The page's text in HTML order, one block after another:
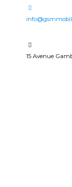
15 Avenue